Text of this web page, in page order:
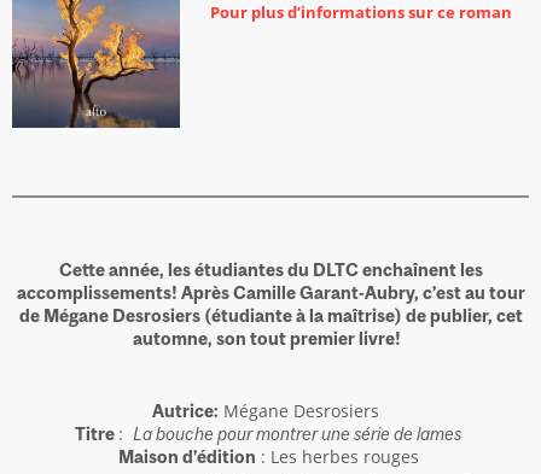
Pour plus d’informations sur ce roman
Cette année, les étudiantes du DLTC enchaînent les
accomplissements! Après Camille Garant-Aubry, c’est au tour
de Mégane Desrosiers (étudiante à la maîtrise) de publier, cet
automne, son tout premier livre!
Autrice: Mégane Desrosiers
Titre : La bouche pour montrer une série de lames
Maison d’édition : Les herbes rouges